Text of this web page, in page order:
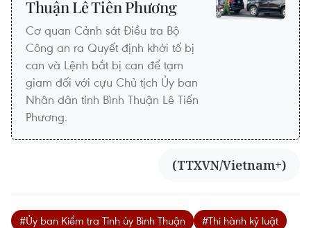
Thuận Lê Tiến Phương
Cơ quan Cảnh sát Điều tra Bộ
Công an ra Quyết định khởi tố bị
can và Lệnh bắt bị can để tạm
giam đối với cựu Chủ tịch Ủy ban
Nhân dân tỉnh Bình Thuận Lê Tiến
Phương.
(TTXVN/Vietnam+)
#Ủy ban Kiểm tra Tỉnh ủy Bình Thuận
#Thi hành kỷ luật